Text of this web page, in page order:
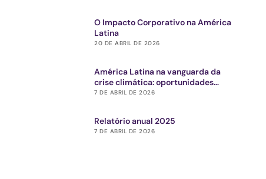
O Impacto Corporativo na América
Latina
20 DE ABRIL DE 2026
América Latina na vanguarda da
crise climática: oportunidades
estratégicas para o ecossistema de
7 DE ABRIL DE 2026
Relatório anual 2025
7 DE ABRIL DE 2026